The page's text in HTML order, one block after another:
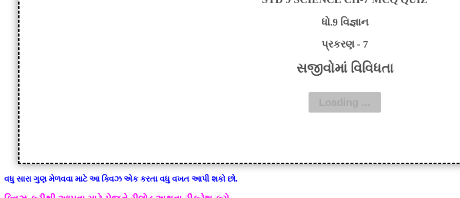
ધો.9 વિજ્ઞાન
પ્રકરણ - 7
સજીવોમાં વિવિધતા
વધુ સારા ગુણ મેળવવા માટે આ ક્વિઝ એક કરતા વધુ વખત આપી શકો છો.